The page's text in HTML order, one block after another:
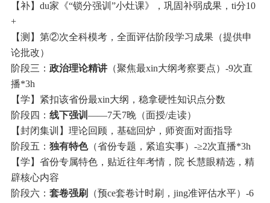
【补】du家《“锁分强训”小灶课》，巩固补弱成果，ti分10
+
【测】第②次全科模考，全面评估阶段学习成果（提供申
论批改）
阶段三： 政治理论精讲（聚焦最xin大纲考察要点）-9次直
播*3h
【学】紧扣该省份最xin大纲，稳拿硬性知识点分数
阶段四： 线下强训 ——7天7晚（面授/走读）
【封闭集训】理论回顾，基础回炉，师资面对面指导
阶段五： 独有特色（省份专题，紧追实事）-≥2次直播*3h
【学】省份专属特色，贴近往年考情，院 长慧眼精选，精
辟核心内容
阶段六： 套卷强刷
（预ce套卷计时刷，jing准评估水平）-6